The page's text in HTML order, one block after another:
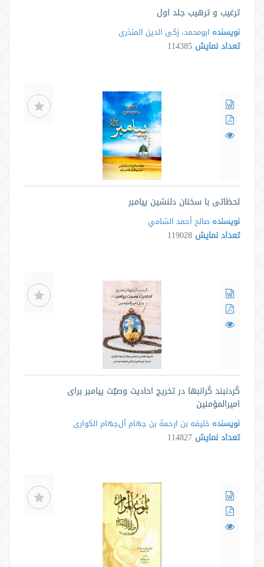
ترغیب و ترهیب جلد اول
نویسنده ابومحمد، زکی الدین المنذری
تعداد نمایش 114385
لحظاتی با سخنان دلنشین پیامبر
نویسنده صالح أحمد الشامي
تعداد نمایش 119028
گردنبند گرانبها در تخریج احادیث وصیّت پیامبر برای
امیرالمؤمنین
نویسنده خلیفه بن ارحمة بن جهام آل‌جهام الکواری
تعداد نمایش 114827